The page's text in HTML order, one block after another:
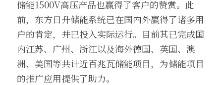
储能1500V高压产品也赢得了客户的赞赏。此
前，东方日升储能系统已在国内外赢得了诸多用
户的肯定，并已投入实际运行。目前其已完成国
内江苏、广州、浙江以及海外德国、英国、澳
洲、美国等共计近百兆瓦储能项目，为储能项目
的推广应用提供了助力。